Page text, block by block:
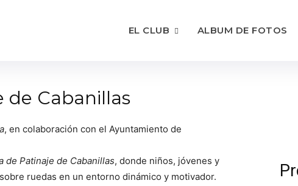
EL CLUB ALBUM DE FOTOS
de Cabanillas
, en colaboración con el Ayuntamiento de
de Patinaje de Cabanillas, donde niños, jóvenes y
ruedas en un entorno dinámico y motivador.